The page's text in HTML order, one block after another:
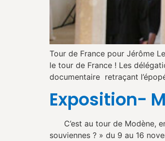
Tour de France pour Jérôme
le tour de France ! Les
documentaire retraçant
Exposition-
C’est au tour de Modène, en
souviennes ? » du 9 au 16